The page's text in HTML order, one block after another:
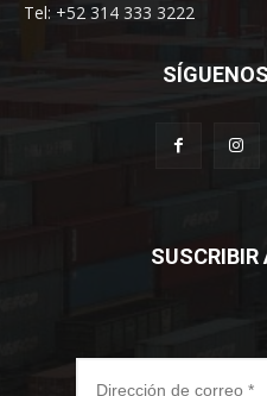
Tel: +52 314 333 3222
SUSCRIBIR